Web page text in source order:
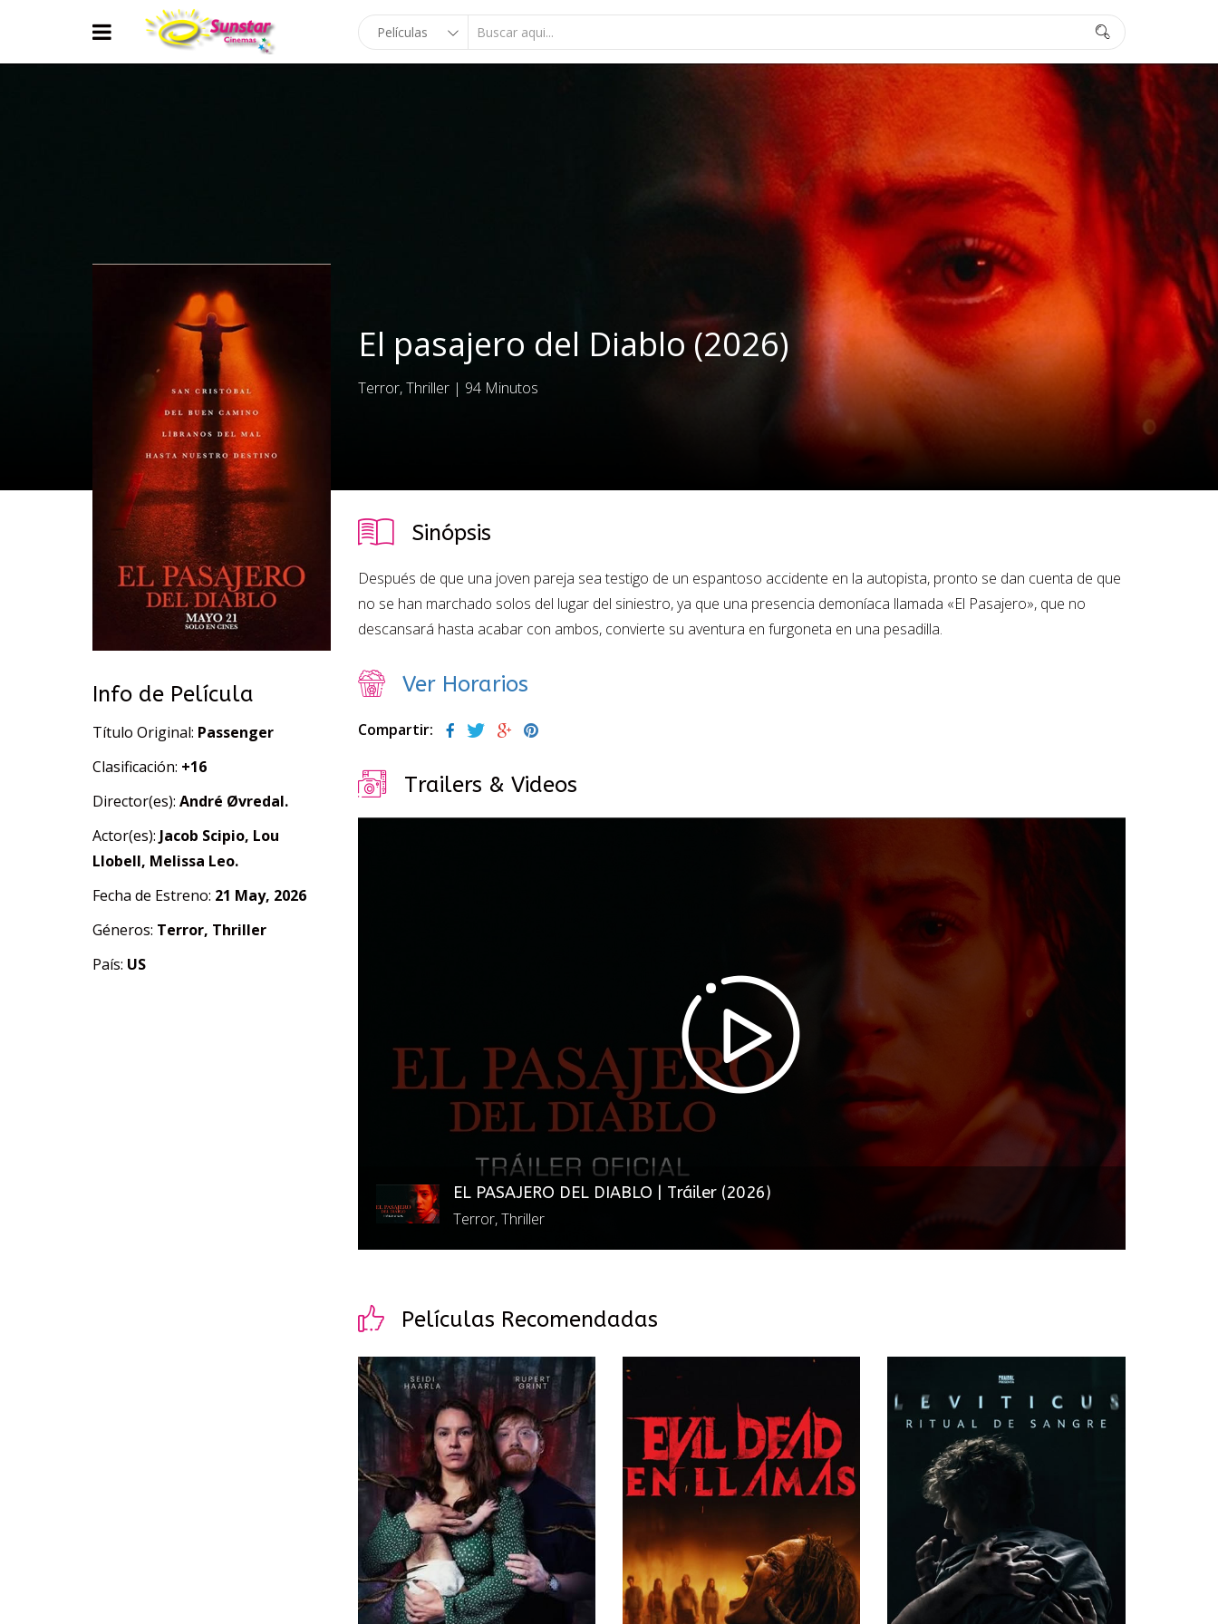
El pasajero del Diablo (2026)
Terror, Thriller | 94 Minutos
Info de Película
Título Original: Passenger
Clasificación: +16
Director(es): André Øvredal.
Actor(es): Jacob Scipio, Lou
Llobell, Melissa Leo.
Fecha de Estreno: 21 May, 2026
Géneros: Terror, Thriller
País: US
Sinópsis
Después de que una joven pareja sea testigo de un espantoso accidente en la autopista, pronto se dan cuenta de que
no se han marchado solos del lugar del siniestro, ya que una presencia demoníaca llamada «El Pasajero», que no
descansará hasta acabar con ambos, convierte su aventura en furgoneta en una pesadilla.
Ver Horarios
Compartir:
Trailers & Videos
EL PASAJERO DEL DIABLO | Tráiler (2026)
Terror, Thriller
Películas Recomendadas